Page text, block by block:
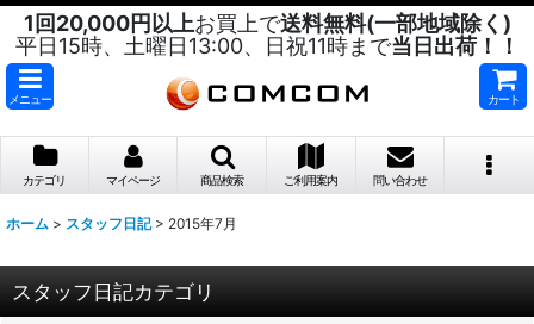
1回20,000円以上お買上で送料無料(一部地域除く)
平日15時、土曜日13:00、日祝11時まで当日出荷！！
メニュー カート
カテゴリ マイページ 商品検索 ご利用案内 問い合わせ
ホーム > スタッフ日記 > 2015年7月
スタッフ日記カテゴリ